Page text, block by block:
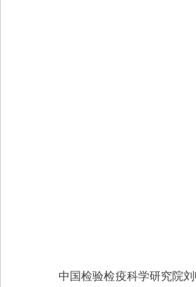
中国检验检疫科学研究院